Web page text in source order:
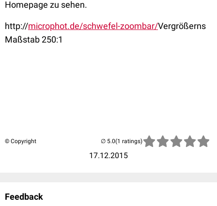
Homepage zu sehen.
http://microphot.de/schwefel-zoombar/Vergrößerns
Maßstab 250:1
© Copyright
17.12.2015
(1 ratings)
Feedback